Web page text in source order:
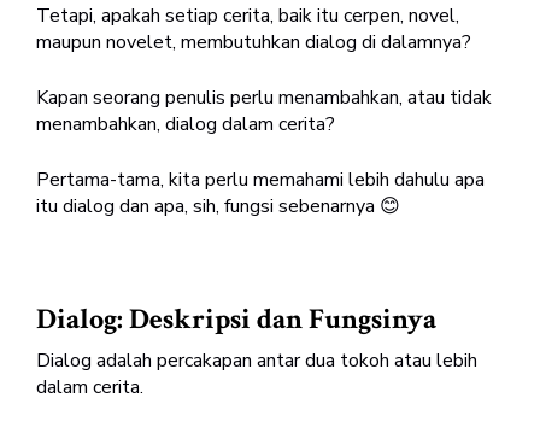
Tetapi, apakah setiap cerita, baik itu cerpen, novel,
maupun novelet, membutuhkan dialog di dalamnya?
Kapan seorang penulis perlu menambahkan, atau tidak
menambahkan, dialog dalam cerita?
Pertama-tama, kita perlu memahami lebih dahulu apa
itu dialog dan apa, sih, fungsi sebenarnya 😊
Dialog: Deskripsi dan Fungsinya
Dialog adalah percakapan antar dua tokoh atau lebih
dalam cerita.